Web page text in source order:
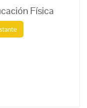
Física